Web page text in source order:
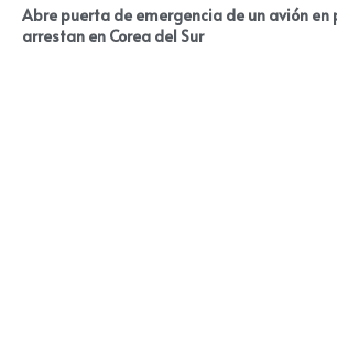
Abre puerta de emergencia de un avión en
arrestan en Corea del Sur